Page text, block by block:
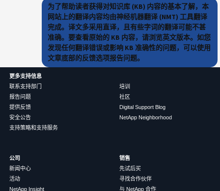
为了帮助读者获得对知识库 (KB) 内容的基本了解，本
网站上的翻译内容均由神经机器翻译 (NMT) 工具翻译
完成。译文多采用直译，且有些字词的翻译可能不甚
准确。要查看原始的 KB 内容，请浏览英文版本。如您
发现任何翻译错误或影响 KB 准确性的问题，可以使用
文章底部的反馈选项报告问题。
更多支持信息
联系支持部门
报告问题
提供反馈
安全公告
支持策略和支持服务
培训
社区
Digital Support Blog
NetApp Neighborhood
公司
新闻中心
活动
NetApp Insight
销售
先试后买
寻找合作伙伴
与 NetApp 合作